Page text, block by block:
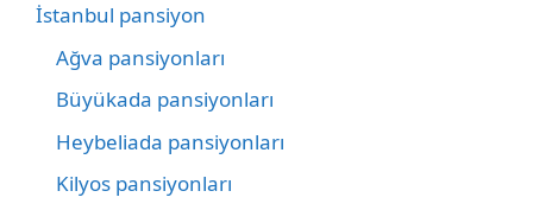
İstanbul pansiyon
Ağva pansiyonları
Büyükada pansiyonları
Heybeliada pansiyonları
Kilyos pansiyonları